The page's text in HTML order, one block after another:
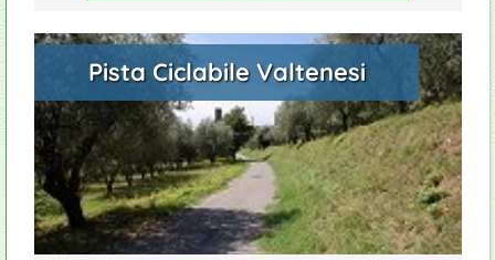
Pista Ciclabile Valtenesi